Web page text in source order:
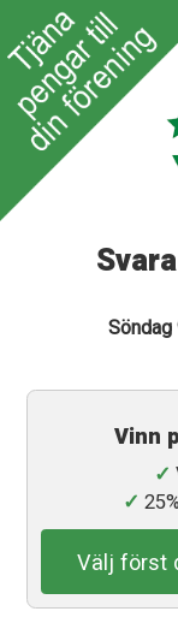
Vinn
✓
✓
Välj först